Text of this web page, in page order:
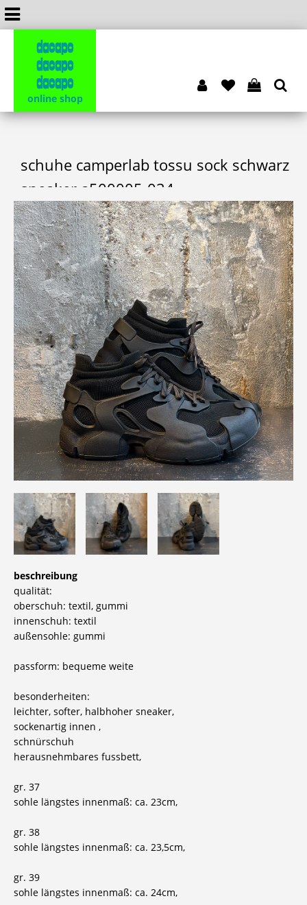
dacapo
dacapo
dacapo
online shop
schuhe camperlab tossu sock schwarz
sneaker a500005-034
beschreibung
qualität:
oberschuh: textil, gummi
innenschuh: textil
außensohle: gummi
passform: bequeme weite
besonderheiten:
leichter, softer, halbhoher sneaker,
sockenartig innen ,
schnürschuh
herausnehmbares fussbett,
gr. 37
sohle längstes innenmaß: ca. 23cm,
gr. 38
sohle längstes innenmaß: ca. 23,5cm,
gr. 39
sohle längstes innenmaß: ca. 24cm,